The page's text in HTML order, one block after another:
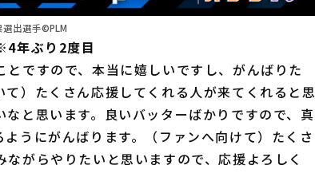
選出選手©PLM
年ぶり2度目
とですので、本当に嬉しいですし、がんばりた
）たくさん応援してくれる人が来てくれると思
と思います。良いバッターばかりですので、真
うにがんばります。（ファンへ向けて）たくさ
がらやりたいと思いますので、応援よろしく